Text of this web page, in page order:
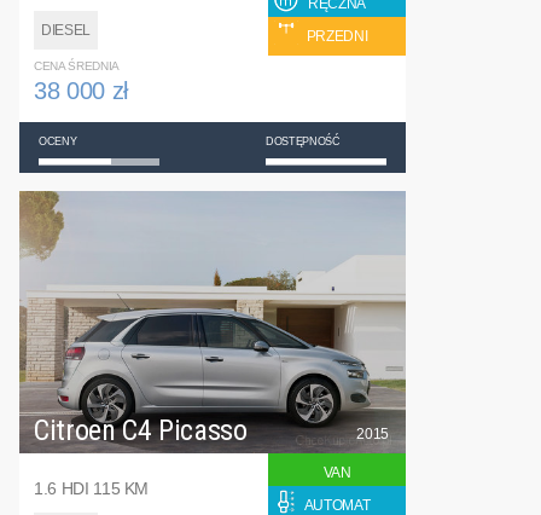
DIESEL
RĘCZNA
PRZEDNI
CENA ŚREDNIA
38 000 zł
OCENY DOSTĘPNOŚĆ
Citroen C4 Picasso
1.6 HDI 115 KM
2015
VAN
AUTOMAT